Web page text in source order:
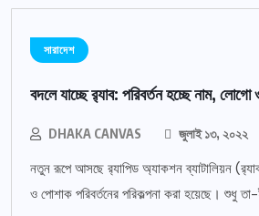
সারাদেশ
বদলে যাচ্ছে র‌্যাব: পরিবর্তন হচ্ছে নাম,
DHAKA CANVAS জুলাই ১৩, ২০২২
নতুন রূপে আসছে র‌্যাপিড অ্যাকশন ব্যাটালিয়ন
ও পোশাক পরিবর্তনের পরিকল্পনা করা হয়েছে। শুধু